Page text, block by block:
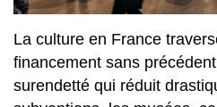
La culture en France
financement sans
surendetté qui réduit